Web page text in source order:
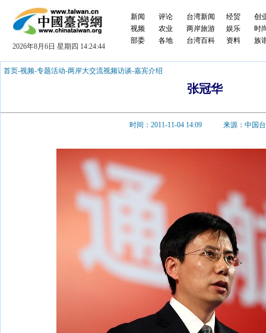
2026年8月6日 星期四 14:24:44
新闻
视频
部委
评论
农业
各地
台湾新闻
两岸旅游
台湾百科
经贸
娱乐
资料
创
时
族
首页-视频-专题活动-两岸大交流视频访谈-嘉宾介绍
张冠华
时间：2011-11-04 14:09 来源：中国